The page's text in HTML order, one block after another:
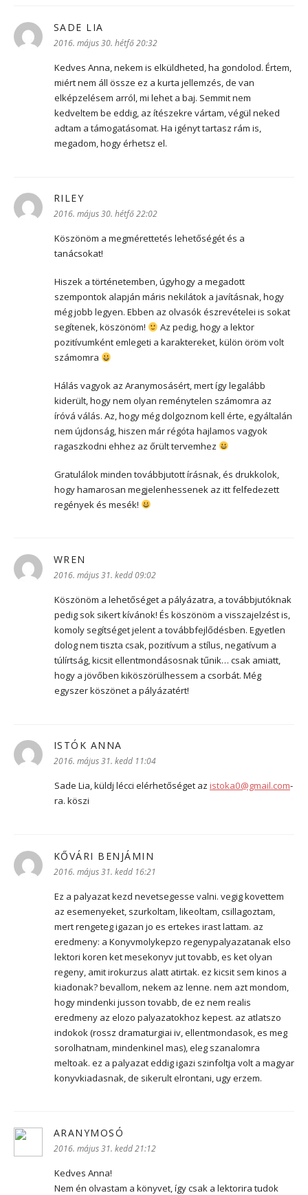
SADE LIA
2016. május 30. hétfő 20:32
Kedves Anna, nekem is elküldheted, ha gondolod. Értem,
miért nem áll össze ez a kurta jellemzés, de van
elképzelésem arról, mi lehet a baj. Semmit nem
kedveltem be eddig, az ítészekre vártam, végül neked
adtam a támogatásomat. Ha igényt tartasz rám is,
megadom, hogy érhetsz el.
RILEY
2016. május 30. hétfő 22:02
Köszönöm a megmérettetés lehetőségét és a
tanácsokat!
Hiszek a történetemben, úgyhogy a megadott
szempontok alapján máris nekilátok a javításnak, hogy
még jobb legyen. Ebben az olvasók észrevételei is sokat
segítenek, köszönöm!
Az pedig, hogy a lektor
pozitívumként emlegeti a karaktereket, külön öröm volt
számomra
Hálás vagyok az Aranymosásért, mert így legalább
kiderült, hogy nem olyan reménytelen számomra az
íróvá válás. Az, hogy még dolgoznom kell érte, egyáltalán
nem újdonság, hiszen már régóta hajlamos vagyok
ragaszkodni ehhez az őrült tervemhez
Gratulálok minden továbbjutott írásnak, és drukkolok,
hogy hamarosan megjelenhessenek az itt felfedezett
regények és mesék!
WREN
2016. május 31. kedd 09:02
Köszönöm a lehetőséget a pályázatra, a továbbjutóknak
pedig sok sikert kívánok! És köszönöm a visszajelzést is,
komoly segítséget jelent a továbbfejlődésben. Egyetlen
dolog nem tiszta csak, pozitívum a stílus, negatívum a
túlírtság, kicsit ellentmondásosnak tűnik… csak amiatt,
hogy a jövőben kiköszörülhessem a csorbát. Még
egyszer köszönet a pályázatért!
ISTÓK ANNA
2016. május 31. kedd 11:04
Sade Lia, küldj lécci elérhetőséget az istoka0@gmail.com-
ra. köszi
KŐVÁRI BENJÁMIN
2016. május 31. kedd 16:21
Ez a palyazat kezd nevetsegesse valni. vegig kovettem
az esemenyeket, szurkoltam, likeoltam, csillagoztam,
mert rengeteg igazan jo es ertekes irast lattam. az
eredmeny: a Konyvmolykepzo regenypalyazatanak elso
lektori koren ket mesekonyv jut tovabb, es ket olyan
regeny, amit irokurzus alatt atirtak. ez kicsit sem kinos a
kiadonak? bevallom, nekem az lenne. nem azt mondom,
hogy mindenki jusson tovabb, de ez nem realis
eredmeny az elozo palyazatokhoz kepest. az atlatszo
indokok (rossz dramaturgiai iv, ellentmondasok, es meg
sorolhatnam, mindenkinel mas), eleg szanalomra
meltoak. ez a palyazat eddig igazi szinfoltja volt a magyar
konyvkiadasnak, de sikerult elrontani, ugy erzem.
ARANYMOSÓ
2016. május 31. kedd 21:12
Kedves Anna!
Nem én olvastam a könyvet, így csak a lektorira tudok